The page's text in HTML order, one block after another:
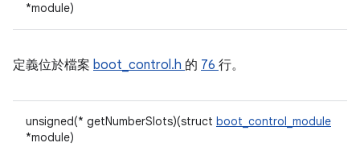
*module)
定義位於檔案 boot_control.h 的 76 行。
unsigned(* getNumberSlots)(struct boot_control_module
*module)